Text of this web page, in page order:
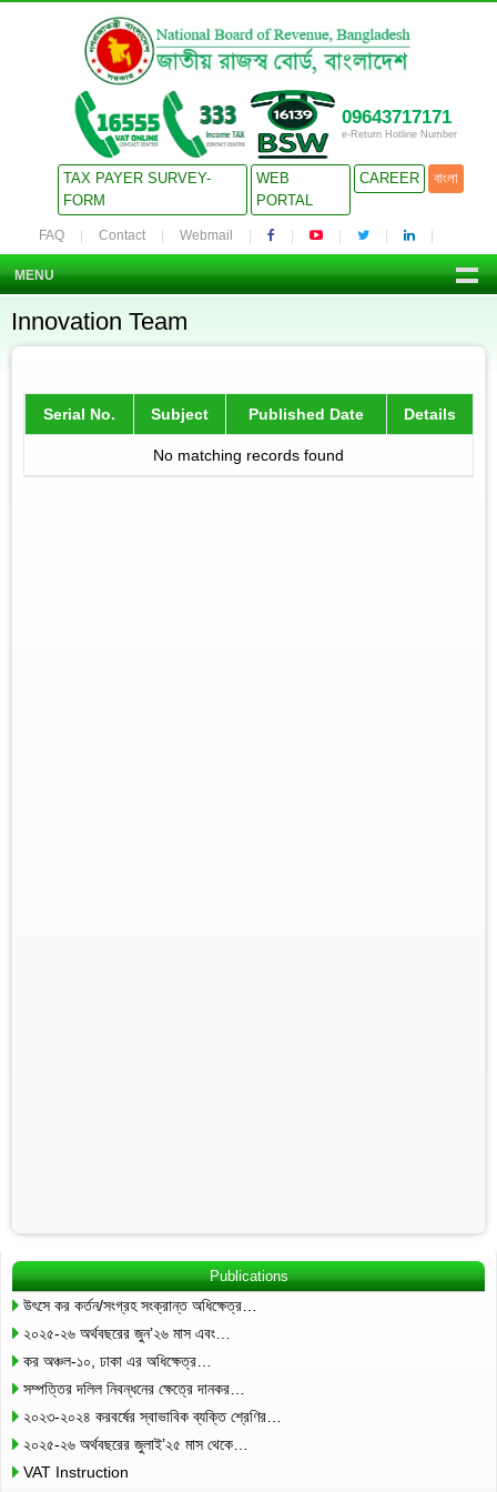
09643717171
e-Return Hotline Number
TAX PAYER SURVEY-
FORM
WEB
PORTAL
CAREER বাংলা
FAQ Contact Webmail
MENU
Innovation Team
Serial No. Subject Published Date Details
No matching records found
Publications
উৎসে কর কর্তন/সংগ্রহ সংক্রান্ত অধিক্ষেত্র…
২০২৫-২৬ অর্থবছরের জুন’২৬ মাস এবং…
কর অঞ্চল-১০, ঢাকা এর অধিক্ষেত্র…
সম্পত্তির দলিল নিবন্ধনের ক্ষেত্রে দানকর…
২০২৩-২০২৪ করবর্ষের স্বাভাবিক ব্যক্তি শ্রেণির…
২০২৫-২৬ অর্থবছরের জুলাই’২৫ মাস থেকে…
VAT Instruction